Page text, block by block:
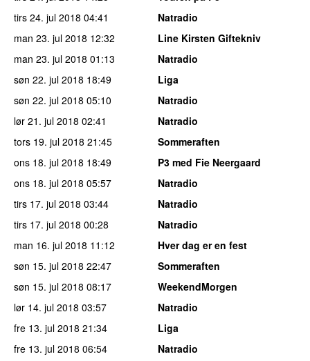
tirs 24. jul 2018 04:41
Natradio
man 23. jul 2018 12:32
Line Kirsten Giftekniv
man 23. jul 2018 01:13
Natradio
søn 22. jul 2018 18:49
Liga
søn 22. jul 2018 05:10
Natradio
lør 21. jul 2018 02:41
Natradio
tors 19. jul 2018 21:45
Sommeraften
ons 18. jul 2018 18:49
P3 med Fie Neergaard
ons 18. jul 2018 05:57
Natradio
tirs 17. jul 2018 03:44
Natradio
tirs 17. jul 2018 00:28
Natradio
man 16. jul 2018 11:12
Hver dag er en fest
søn 15. jul 2018 22:47
Sommeraften
søn 15. jul 2018 08:17
WeekendMorgen
lør 14. jul 2018 03:57
Natradio
fre 13. jul 2018 21:34
Liga
fre 13. jul 2018 06:54
Natradio